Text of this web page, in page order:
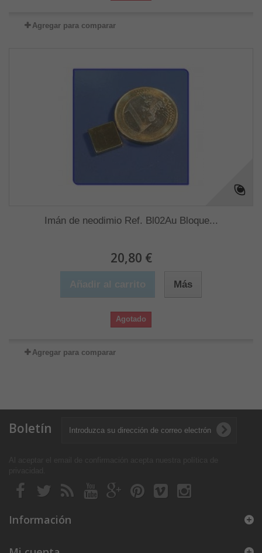
Agregar para comparar
Imán de neodimio Ref. Bl02Au Bloque...
20,80 €
Más
Agotado
Agregar para comparar
Boletín
Información